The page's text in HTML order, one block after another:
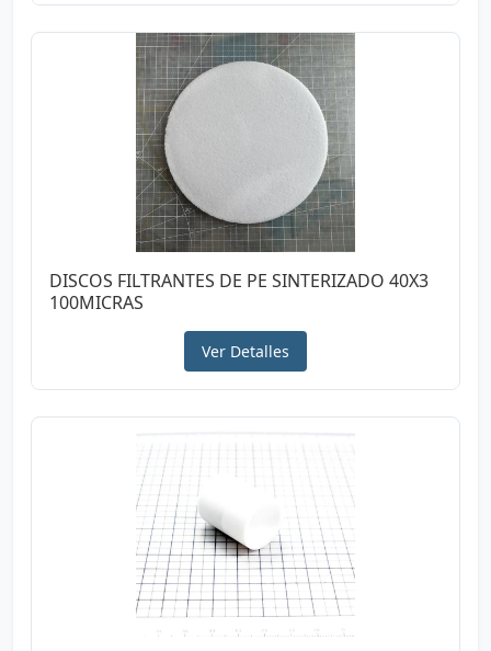
DISCOS FILTRANTES DE PE SINTERIZADO 40X3
100MICRAS
Ver Detalles